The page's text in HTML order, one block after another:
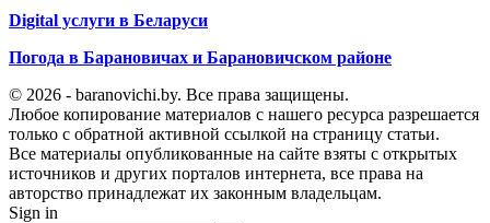
Digital услуги в Беларуси
Погода в Барановичах и Барановичском районе
© 2026 - baranovichi.by. Все права защищены.
Любое копирование материалов с нашего ресурса разрешается
только с обратной активной ссылкой на страницу статьи.
Все материалы опубликованные на сайте взяты с открытых
источников и других порталов интернета, все права на
авторство принадлежат их законным владельцам.
Sign in